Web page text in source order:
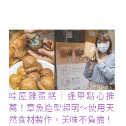
哇屋雞蛋糕｜逢甲點心推
薦！章魚造型超萌～使用天
然食材製作，美味不負擔！